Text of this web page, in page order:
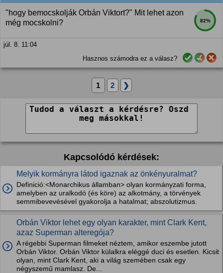
82%
"hogy bemocskolják Orbán Viktort?" Mit lehet azon
még mocskolni?
júl. 8. 11:04
Hasznos számodra ez a válasz?
1 2 ❯
Kapcsolódó kérdések:
Melyik kormányra látod igaznak az önkényuralmat?
Definició:<Monarchikus államban> olyan kormányzati forma,
amelyben az uralkodó (és köre) az alkotmány, a törvények
semmibevevésével gyakorolja a hatalmat; abszolutizmus.
Orbán Viktor lehet egy olyan karakter, mint Clark Kent,
azaz Superman alteregója?
A régebbi Superman filmeket néztem, amikor eszembe jutott
Orbán Viktor. Orbán Viktor külalkra eléggé duci és esetlen. Kicsit
olyan, mint Clark Kent, aki a világ szemében csak egy
négyszemű mamlasz. De...